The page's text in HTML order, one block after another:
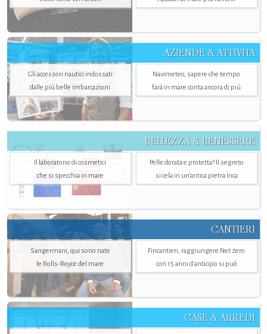
AZIENDE & ATTIVITÀ
Gli accessori nautici indossati
dalle più belle imbarcazioni
Navimeteo, sapere che tempo
farà in mare conta ancora di più
BELLEZZA & BENESSERE
Il laboratorio di cosmetici
che si specchia in mare
Pelle dorata e protetta? Il segreto
si cela in un’antica pietra Inca
CANTIERI
Sangermani, qui sono nate
le Rolls-Royce del mare
Fincantieri, raggiungere Net zero
con 15 anni d'anticipo si può
CASE & ARREDI